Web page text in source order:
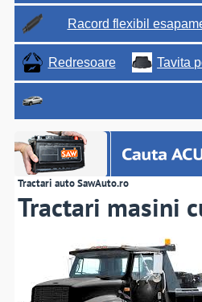
Racord flexibil
Redresoare Tavita
Tractari auto SawAuto.ro
Tractari masini